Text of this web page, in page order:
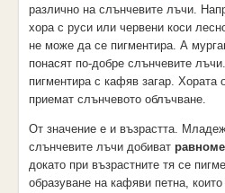
различно на слънчевите лъчи.
хора с руси или червени коси
не може да се пигментира. А
понасят по-добре слънчевите
пигментира с кафяв загар. Хората
приемат слънчевото облъчване.
От значение е и възрастта.
слънчевите лъчи добиват
докато при възрастните тя се
образуване на кафяви петна,